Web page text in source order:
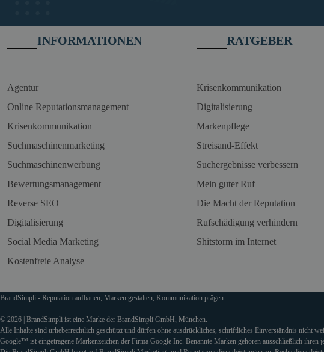
INFORMATIONEN
Agentur
Online Reputationsmanagement
Krisenkommunikation
Suchmaschinenmarketing
Suchmaschinenwerbung
Bewertungsmanagement
Reverse SEO
Digitalisierung
Social Media Marketing
Kostenfreie Analyse
RATGEBER
Krisenkommunikation
Digitalisierung
Markenpflege
Streisand-Effekt
Suchergebnisse verbessern
Mein guter Ruf
Die Macht der Reputation
Rufschädigung verhindern
Shitstorm im Internet
BrandSimpli - Reputation aufbauen, Marken gestalten, Kommunikation prägen
© 2026 | BrandSimpli ist eine Marke der BrandSimpli GmbH, München.
Alle Inhalte sind urheberrechtlich geschützt und dürfen ohne ausdrückliches, schriftliches Einverständnis nicht
Google™ ist eingetragene Markenzeichen der Firma Google Inc. Benannte Marken gehören ausschließlich ihren